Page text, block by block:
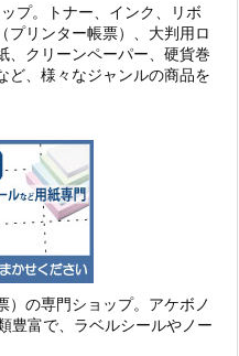
プ。トナー、インク、リボ
プリンター帳票）、大判用ロ
、クリーンペーパー、硬貨巻
ど、様々なジャンルの商品を
）の専門ショップ。アケボノ
豊富で、ラベルシールやノー